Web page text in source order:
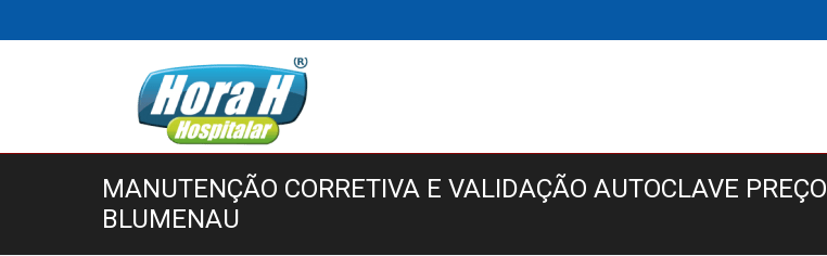
MANUTENÇÃO CORRETIVA E VALIDAÇÃO AUTOCLAVE PREÇO
BLUMENAU